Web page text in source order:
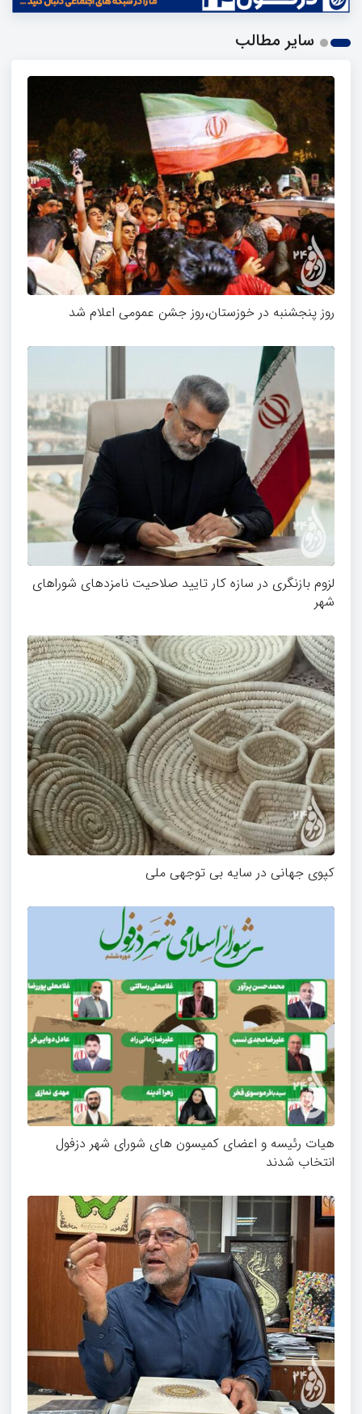
سایر مطالب
روز پنجشنبه در خوزستان،روز جشن عمومی اعلام شد
لزوم بازنگری در سازه کار تایید صلاحیت نامزدهای شوراهای
شهر
کپوی جهانی در سایه بی توجهی ملی
هیات رئیسه و اعضای کمیسون های شورای شهر دزفول
انتخاب شدند